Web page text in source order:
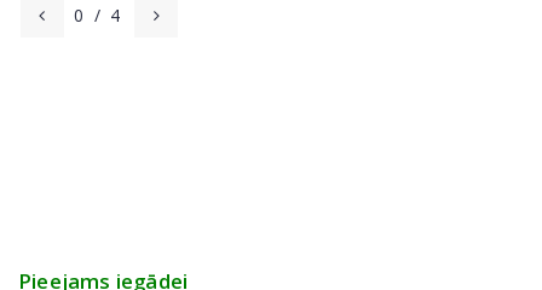
0 / 4
Pieejams iegādei